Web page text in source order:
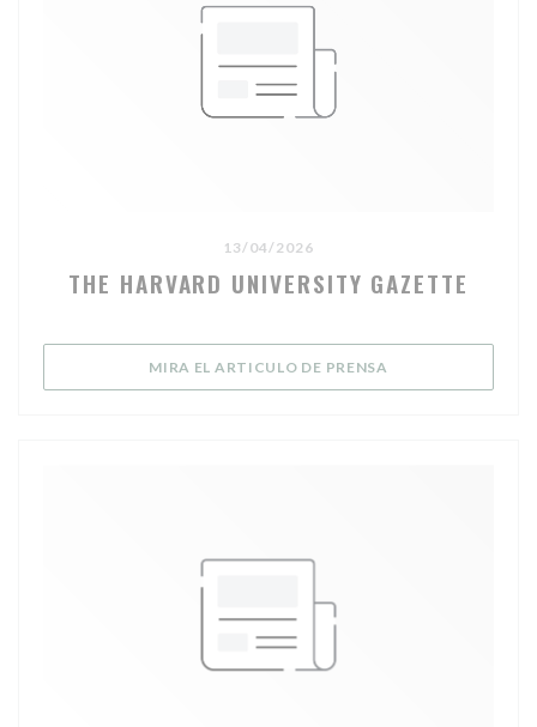
13/04/2026
THE HARVARD UNIVERSITY GAZETTE
MIRA EL ARTICULO DE PRENSA